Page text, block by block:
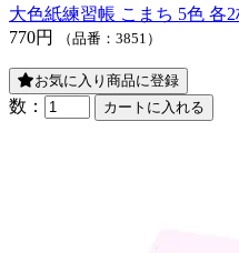
大色紙練習帳 こまち 5色 各
770円
（品番：3851）
お気に入り商品に登録
数：